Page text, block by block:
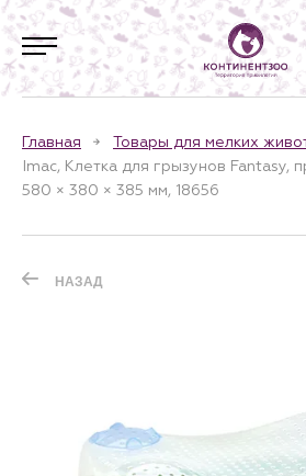
Главная Товары для мелких
Imac, Клетка для грызунов Fantasy,
580 × 380 × 385 мм, 18656
НАЗАД